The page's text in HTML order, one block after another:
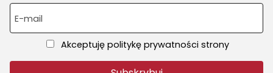
E-mail
Akceptuję politykę prywatności strony